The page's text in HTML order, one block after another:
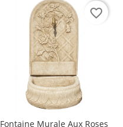
Fontaine Murale Aux Roses
favorite_border